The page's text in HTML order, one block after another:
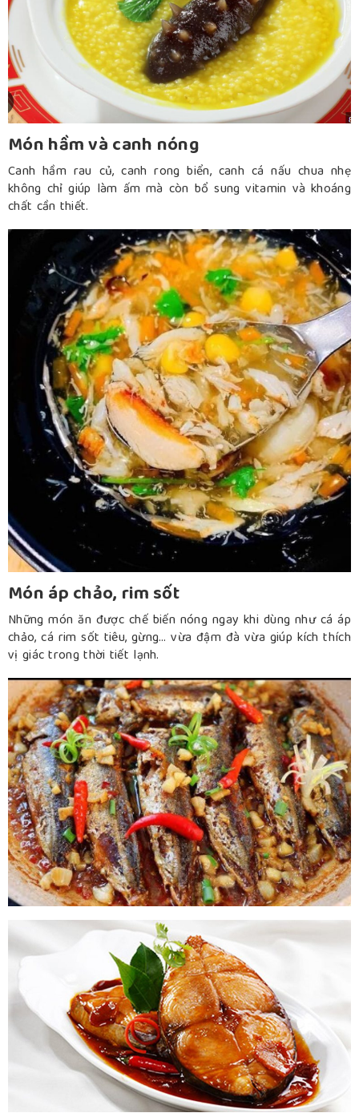
Món hầm và canh nóng
Canh hầm rau củ, canh rong biển, canh cá nấu chua nhẹ
không chỉ giúp làm ấm mà còn bổ sung vitamin và khoáng
chất cần thiết.
Món áp chảo, rim sốt
Những món ăn được chế biến nóng ngay khi dùng như cá áp
chảo, cá rim sốt tiêu, gừng… vừa đậm đà vừa giúp kích thích
vị giác trong thời tiết lạnh.